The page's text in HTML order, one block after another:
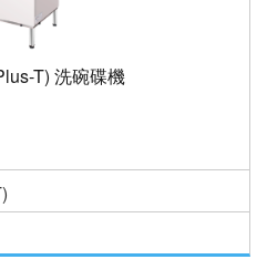
T) 洗碗碟機